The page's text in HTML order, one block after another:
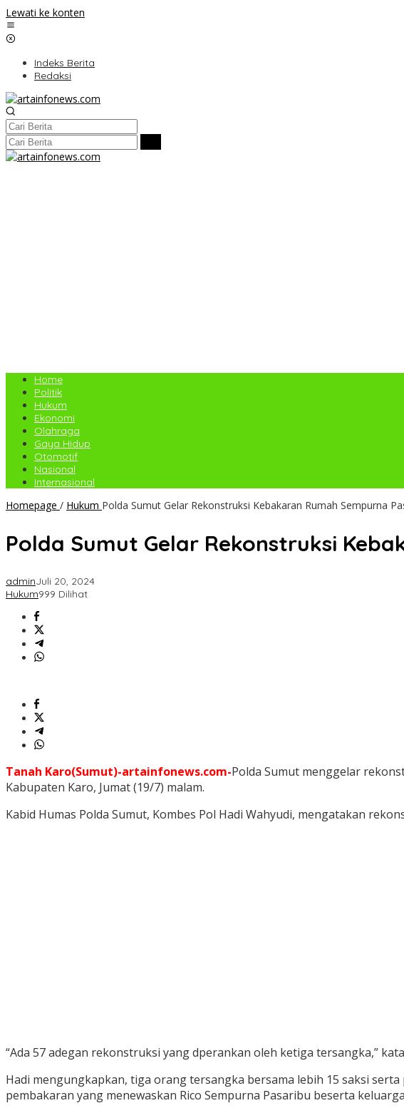
Lewati ke konten
Indeks Berita
Redaksi
Home
Politik
Hukum
Ekonomi
Olahraga
Gaya Hidup
Otomotif
Nasional
Internasional
Homepage / Hukum Polda Sumut Gelar Rekonstruksi Kebakaran Rumah Sempurna
Polda Sumut Gelar Rekonstruksi
adminJuli 20, 2024
Hukum999 Dilihat
Tanah Karo(Sumut)-artainfonews.com-Polda Sumut menggelar
Kabupaten Karo, Jumat (19/7) malam.
Kabid Humas Polda Sumut, Kombes Pol Hadi Wahyudi, mengatakan
“Ada 57 adegan rekonstruksi yang dperankan oleh ketiga tersangka,”
Hadi mengungkapkan, tiga orang tersangka bersama lebih 15 saksi
pembakaran yang menewaskan Rico Sempurna Pasaribu beserta